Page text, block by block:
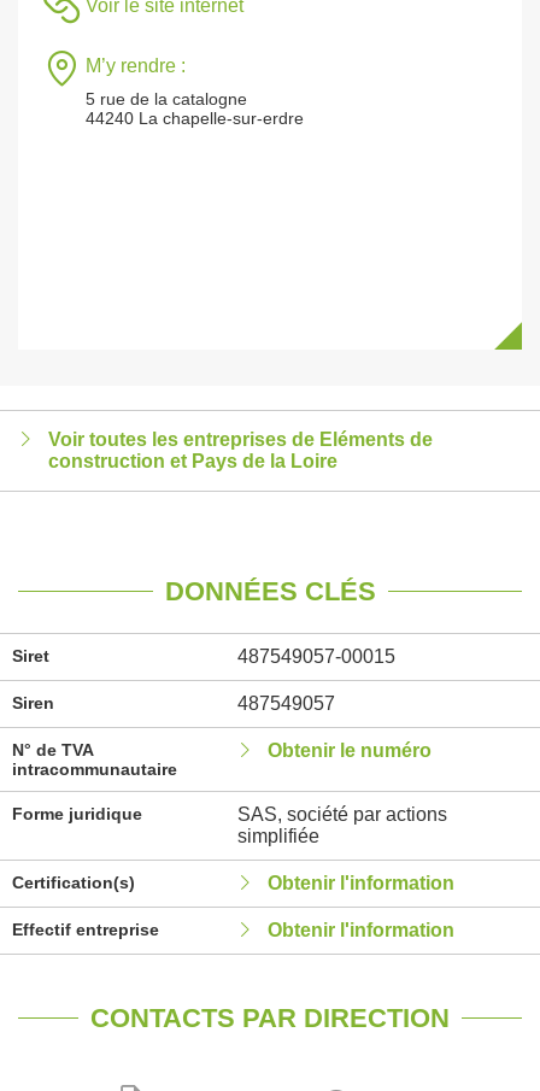
Voir le site internet
M’y rendre :
5 rue de la catalogne
44240 La chapelle-sur-erdre
Voir toutes les entreprises de Eléments de
construction et Pays de la Loire
DONNÉES CLÉS
Siret 487549057-00015
Siren 487549057
N° de TVA
intracommunautaire
Obtenir le numéro
Forme juridique
SAS, société par actions
simplifiée
Certification(s) Obtenir l'information
Effectif entreprise Obtenir l'information
CONTACTS PAR DIRECTION